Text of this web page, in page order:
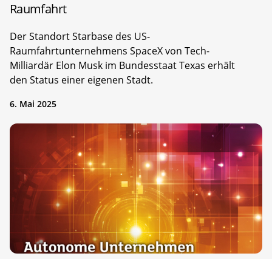
Raumfahrt
Der Standort Starbase des US-
Raumfahrtunternehmens SpaceX von Tech-
Milliardär Elon Musk im Bundesstaat Texas erhält
den Status einer eigenen Stadt.
6. Mai 2025